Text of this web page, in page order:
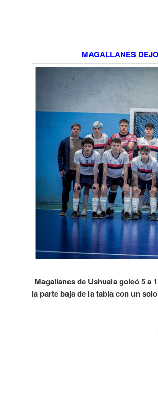
MAGALLANES
Magallanes de Ushuaia goleó 5 a
la parte baja de la tabla con un